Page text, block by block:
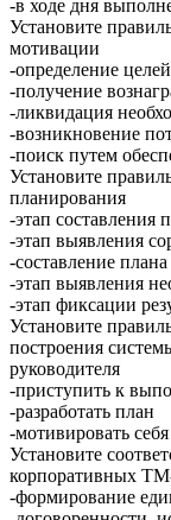
-в ходе дня
Установите
мотивации
-определение целей
-получение
-ликвидация
-возникновение
-поиск путем
Установите
планирования
-этап составления
-этап выявления
-составление
-этап выявления
-этап фиксации
Установите
построения
руководителя
-приступить к
-разработать план
-мотивировать
Установите
корпоративных
-формирование